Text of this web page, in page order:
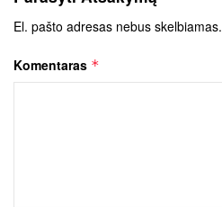
El. pašto adresas nebus skelbiamas.
Komentaras *